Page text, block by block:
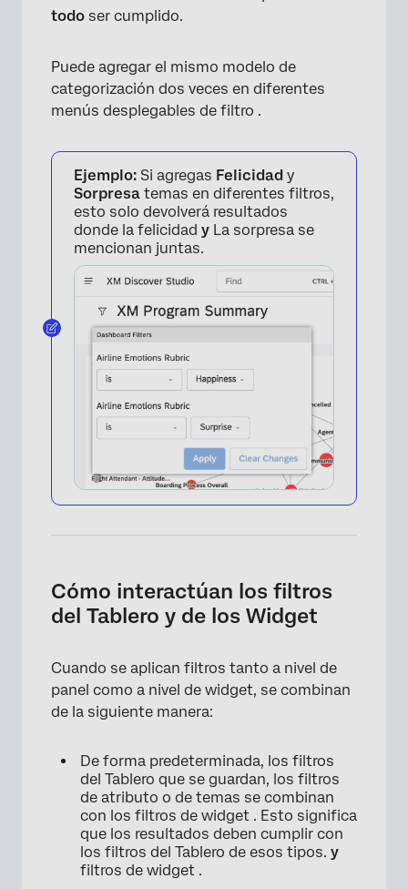
×
todo ser cumplido.
Puede agregar el mismo modelo de
categorización dos veces en diferentes
menús desplegables de filtro .
Ejemplo: Si agregas Felicidad y
Sorpresa temas en diferentes filtros,
esto solo devolverá resultados
donde la felicidad y La sorpresa se
mencionan juntas.
Cómo interactúan los filtros
del Tablero y de los Widget
Cuando se aplican filtros tanto a nivel de
panel como a nivel de widget, se combinan
de la siguiente manera:
De forma predeterminada, los filtros
del Tablero que se guardan, los filtros
de atributo o de temas se combinan
con los filtros de widget . Esto significa
que los resultados deben cumplir con
los filtros del Tablero de esos tipos. y
filtros de widget .